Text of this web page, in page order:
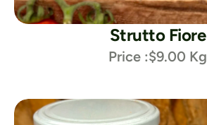
Strutto Fiore
Price :$9.00 Kg